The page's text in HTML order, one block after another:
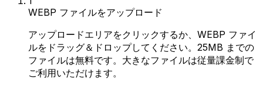
WEBP ファイルをアップロード
アップロードエリアをクリックするか、WEBP ファイ
ルをドラッグ＆ドロップしてください。25MB までの
ファイルは無料です。大きなファイルは従量課金制で
ご利用いただけます。